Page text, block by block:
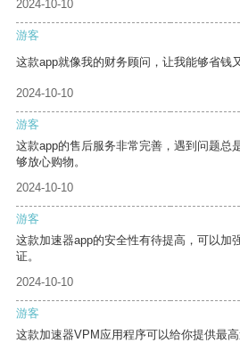
2024-10-10
游客
这款app就像我的财务顾问，让我能够省钱
2024-10-10
游客
这款app的售后服务非常完善，遇到问题总
够放心购物。
2024-10-10
游客
这款加速器app的安全性有待提高，可以加
证。
2024-10-10
游客
这款加速器VPM应用程序可以给你提供最